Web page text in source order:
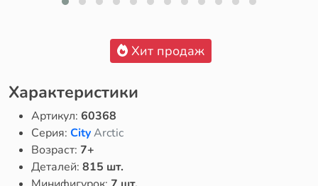
Хит продаж
Характеристики
Артикул: 60368
Серия: CityArctic
Возраст: 7+
Деталей: 815 шт.